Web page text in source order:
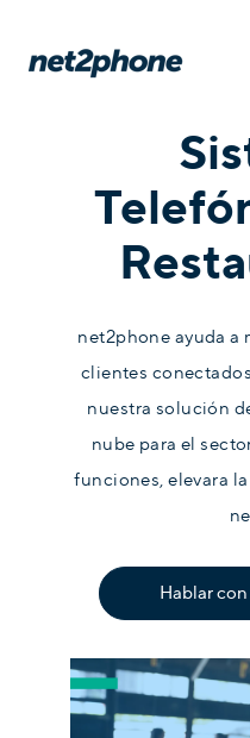
net2phone ayuda a
clientes
nuestra solución
nube para el
funciones, elevara
Hablar